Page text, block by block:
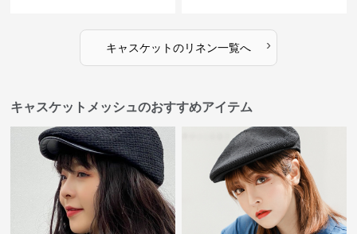
キャスケットのリネン一覧へ ›
キャスケットメッシュのおすすめアイテム